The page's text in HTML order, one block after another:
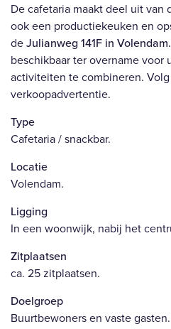
De cafetaria maakt deel uit
ook een productiekeuken en
deJulianweg 141F in Volendam.
beschikbaar ter overname voor
activiteiten te combineren.
verkoopadvertentie.
Type
Cafetaria / snackbar.
Locatie
Volendam.
Ligging
In een woonwijk, nabij het
Zitplaatsen
ca. 25 zitplaatsen.
Doelgroep
Buurtbewoners en vaste gasten.